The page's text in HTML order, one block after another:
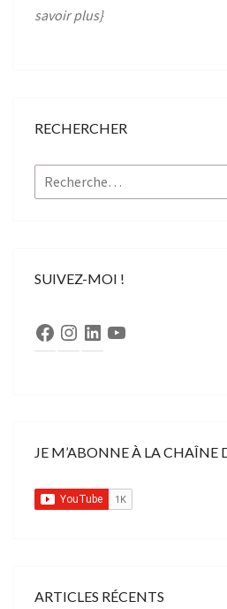
savoir plus}
RECHERCHER
Rechercher :
SUIVEZ-MOI !
Facebook
Instagram
LinkedInYouTube
JE M’ABONNE À LA CHAÎNE
ARTICLES RÉCENTS